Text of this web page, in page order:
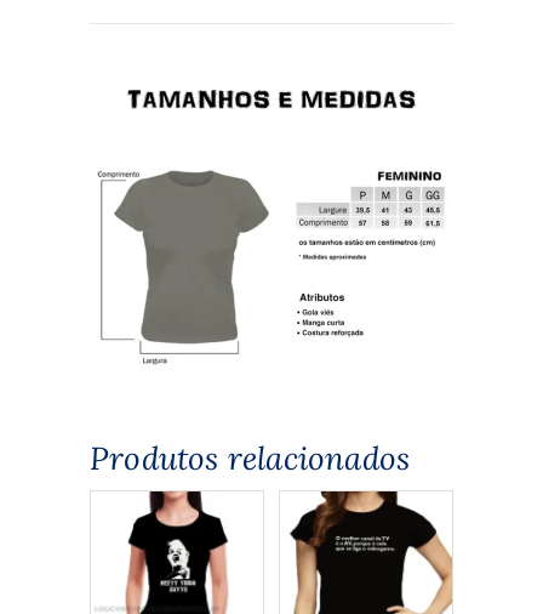
Produtos relacionados